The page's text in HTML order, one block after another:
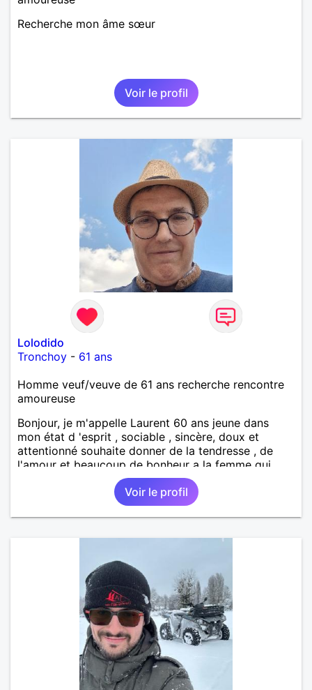
Recherche mon âme sœur
Voir le profil
Lolodido
Tronchoy - 61 ans
Homme veuf/veuve de 61 ans recherche rencontre
amoureuse
Bonjour, je m'appelle Laurent 60 ans jeune dans
mon état d 'esprit , sociable , sincère, doux et
attentionné souhaite donner de la tendresse , de
l'amour et beaucoup de bonheur a la femme qui
souhaitera partager ma vie . Bientôt en retraite a la
fin de l 'année et libre de toute contrainte. Digne de
confiance à la femme qui voudras m 'en accorder
en toute sincérité. Pour le reste venez me découvrir
Voir le profil